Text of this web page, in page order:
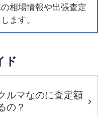
相場情報や出張査定
ます。
ド
ルマなのに査定額
の？